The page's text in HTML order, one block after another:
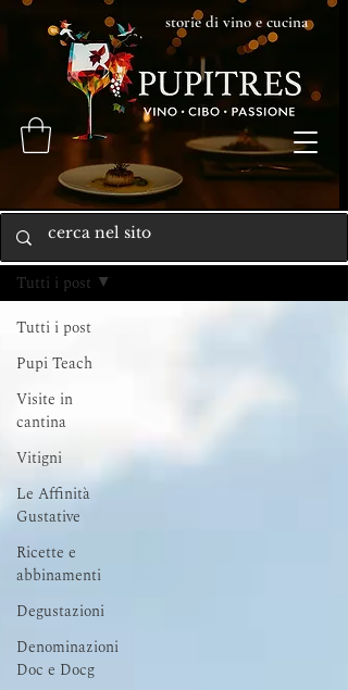
storie di vino e cucina
Home
Tutti i post
Pupi Teach
Visite in
cantina
Vitigni
Le Affinità
Gustative
Ricette e
abbinamenti
Degustazioni
Denominazioni
Doc e Docg
Tutti i post